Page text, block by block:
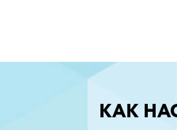
КАК